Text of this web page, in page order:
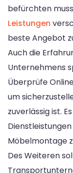
befürchten
Leistungen
beste Angebot
Auch die
Unternehmens
Überprüfe
um
zuverlässig ist.
Möbelmontage
Des Weiteren